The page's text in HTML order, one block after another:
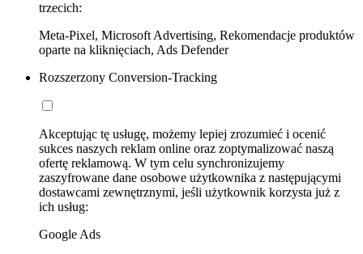
trzecich:
Meta-Pixel, Microsoft Advertising, Rekomendacje produktów
oparte na kliknięciach, Ads Defender
Rozszerzony Conversion-Tracking
Akceptując tę usługę, możemy lepiej zrozumieć i ocenić
sukces naszych reklam online oraz zoptymalizować naszą
ofertę reklamową. W tym celu synchronizujemy
zaszyfrowane dane osobowe użytkownika z następującymi
dostawcami zewnętrznymi, jeśli użytkownik korzysta już z
ich usług:
Google Ads